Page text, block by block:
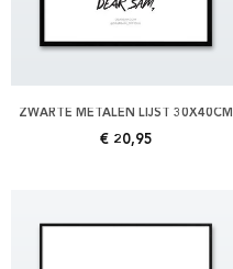
ZWARTE METALEN LIJST 30X40CM
€ 20,95